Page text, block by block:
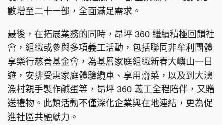
數增至二十一部，全面滿足需求。
最後，在拓展業務的同時，昂坪 360 繼續積極回饋社
會，組織或參與多項義工活動，包括聯同非牟利團體
享樂行慈善基金會，為基層家庭組織新春大嶼山一日
遊，安排受惠家庭體驗纜車、享用齋菜，以及到大澳
漁村親手製作鹹蛋等，昂坪 360 義工全程陪伴，又贈
送禮物。此類活動不僅深化企業與在地連結，更為促
進社區共融獻力。